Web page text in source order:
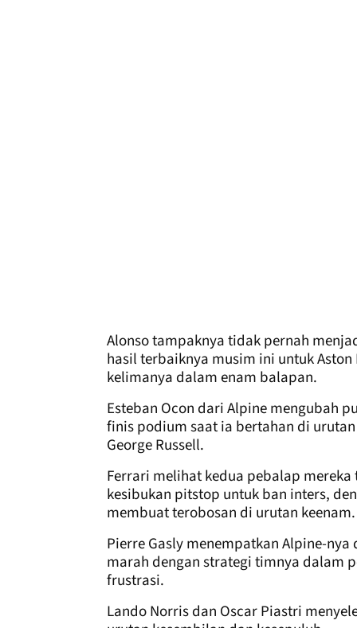
Alonso tampaknya tidak pernah
hasil terbaiknya musim ini untuk
kelimanya dalam enam balapan.
Esteban Ocon dari Alpine mengubah
finis podium saat ia bertahan di
George Russell.
Ferrari melihat kedua pebalap
kesibukan pitstop untuk ban inters,
membuat terobosan di urutan keenam.
Pierre Gasly menempatkan Alpine-
marah dengan strategi timnya dalam
frustrasi.
Lando Norris dan Oscar Piastri